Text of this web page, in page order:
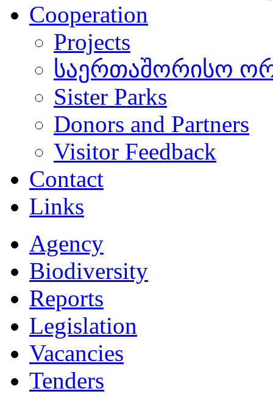
Cooperation
Projects
საერთაშორისო
Sister Parks
Donors and Partners
Visitor Feedback
Contact
Links
Agency
Biodiversity
Reports
Legislation
Vacancies
Tenders